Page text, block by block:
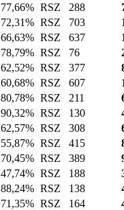
77,66% RSZ 288
72,31% RSZ 703
66,63% RSZ 637
78,79% RSZ 76
62,52% RSZ 377
60,68% RSZ 607
80,78% RSZ 211
90,32% RSZ 130
62,57% RSZ 308
55,87% RSZ 415
70,45% RSZ 389
47,74% RSZ 188
88,24% RSZ 138
71,35% RSZ 164